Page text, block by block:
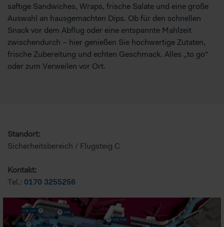
saftige Sandwiches, Wraps, frische Salate und eine große
Auswahl an hausgemachten Dips. Ob für den schnellen
Snack vor dem Abflug oder eine entspannte Mahlzeit
zwischendurch – hier genießen Sie hochwertige Zutaten,
frische Zubereitung und echten Geschmack. Alles „to go“
oder zum Verweilen vor Ort.
Standort:
Sicherheitsbereich / Flugsteig C
Kontakt:
Tel.: 0170 3255256